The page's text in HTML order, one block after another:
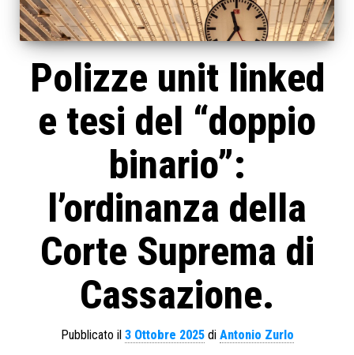
Polizze unit linked
e tesi del “doppio
binario”:
l’ordinanza della
Corte Suprema di
Cassazione.
Pubblicato il 3 Ottobre 2025di Antonio Zurlo